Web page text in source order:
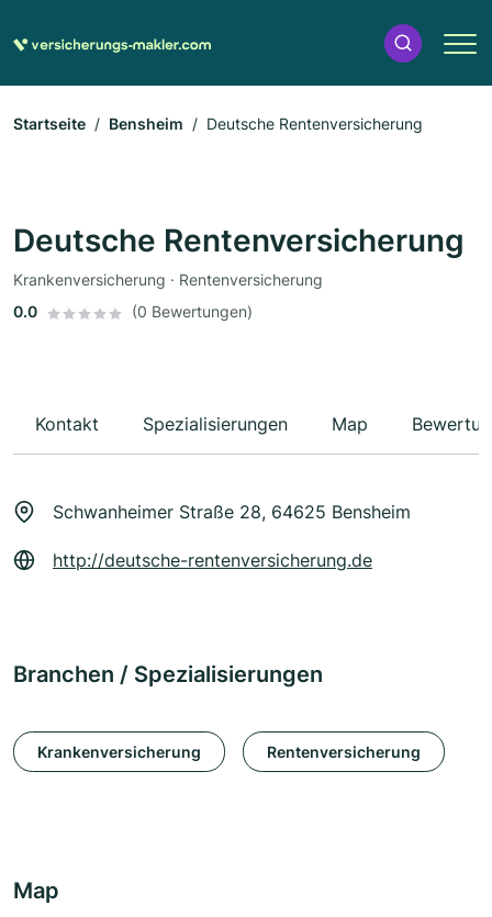
Startseite Bensheim Deutsche Rentenversicherung
Deutsche Rentenversicherung
Krankenversicherung · Rentenversicherung
0.0
(0 Bewertungen)
Kontakt Spezialisierungen Map
Schwanheimer Straße 28, 64625 Bensheim
http://deutsche-rentenversicherung.de
Branchen / Spezialisierungen
Krankenversicherung Rentenversicherung
Map